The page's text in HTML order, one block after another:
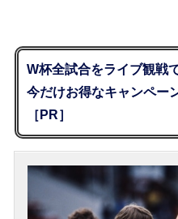
W杯全試合をライブ観戦
今だけお得なキャンペー
［PR］